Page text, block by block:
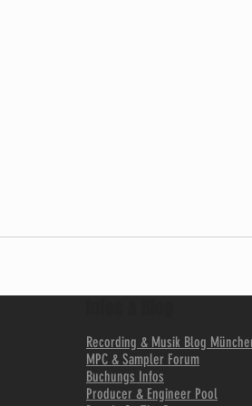
Recording & Musik Blog
MPC & Sampler Forum
Buchungs Infos
Producer & Engineer Pool